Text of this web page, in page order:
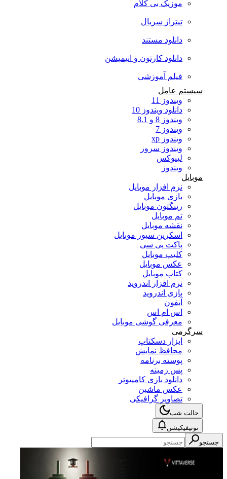
موزیک بی کلام
تیتراژ سریال
دانلود مستند
دانلود کارتون و انیمیشن
فیلم آموزشی
سیستم عامل
ویندوز 11
دانلود ویندوز 10
ویندوز 8 و 8.1
ویندوز 7
ویندوز xp
ویندوز سرور
لینوکس
ویندوز
موبایل
نرم افزار موبایل
بازی موبایل
رینگتون موبایل
تم موبایل
نقشه موبایل
اسکرین سیور موبایل
پاکت پی سی
کلیپ موبایل
عکس موبایل
کتاب موبایل
نرم افزار اندروید
بازی اندروید
آیفون
اس ام اس
معرفی گوشی موبایل
سرگرمی
ابزار دسکتاپ
محافظ نمایش
پوسته برنامه
پس زمینه
دانلود بازی کامپیوتر
عکس ماشین
تصاویر گرافیکی
حالت شب
نوتیفیکیشن
جستجو